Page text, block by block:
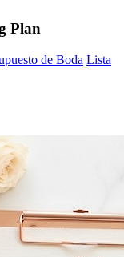
Plan
de Boda Lista